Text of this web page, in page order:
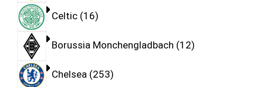
Celtic 16
Borussia Monchengladbach 12
Chelsea 253